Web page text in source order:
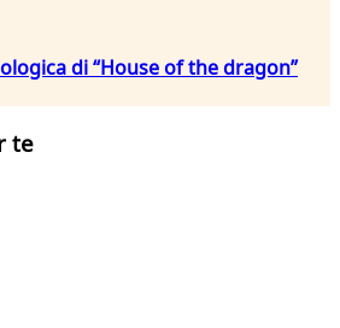
di “House of the dragon”
te